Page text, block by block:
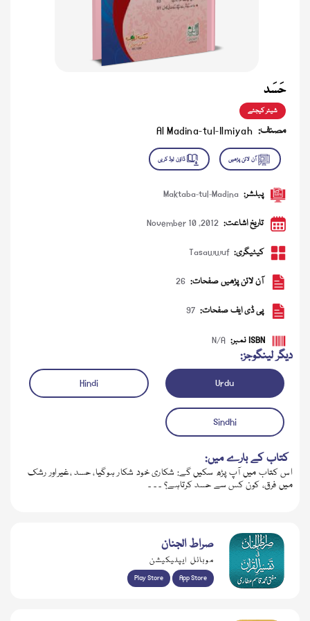
حَسَد
شیئر کیجئے
مصنف: Al Madina-tul-Ilmiyah
ڈاؤن لوڈ کریں
پبلشر: Maktaba-tul-Madina
تاریخ اشاعت: November 10 ,2012
کیٹیگری: Tasawwuf
آن لائن پڑھیں صفحات: 26
پی ڈی ایف صفحات: 97
ISBN نمبر: N/A
دیگر لینگوجز:
Urdu
Hindi
Sindhi
کتاب کے بارے میں:
اس کتاب میں آپ پڑھ سکیں گے: شکاری خود شکار ہوگیا، حسد ،غیراور رشک
میں فرق، کون کس سے حسد کرتاہے؟ ۔ ۔ ۔
صراط الجنان
موبائل ایپلیکیشن
Play Store App Store